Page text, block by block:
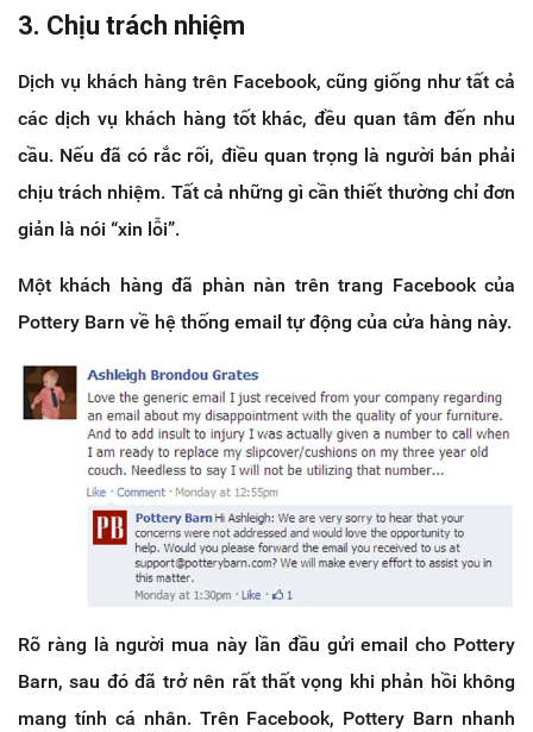
3. Chịu trách nhiệm
Dịch vụ khách hàng trên Facebook, cũng giống như tất cả
các dịch vụ khách hàng tốt khác, đều quan tâm đến nhu
cầu. Nếu đã có rắc rối, điều quan trọng là người bán phải
chịu trách nhiệm. Tất cả những gì cần thiết thường chỉ đơn
giản là nói “xin lỗi”.
Một khách hàng đã phàn nàn trên trang Facebook của
Pottery Barn về hệ thống email tự động của cửa hàng này.
Rõ ràng là người mua này lần đầu gửi email cho Pottery
Barn, sau đó đã trở nên rất thất vọng khi phản hồi không
mang tính cá nhân. Trên Facebook, Pottery Barn nhanh